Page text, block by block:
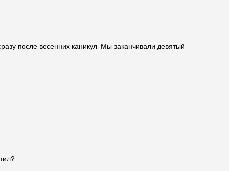
после весенних каникул. Мы заканчивали девятый